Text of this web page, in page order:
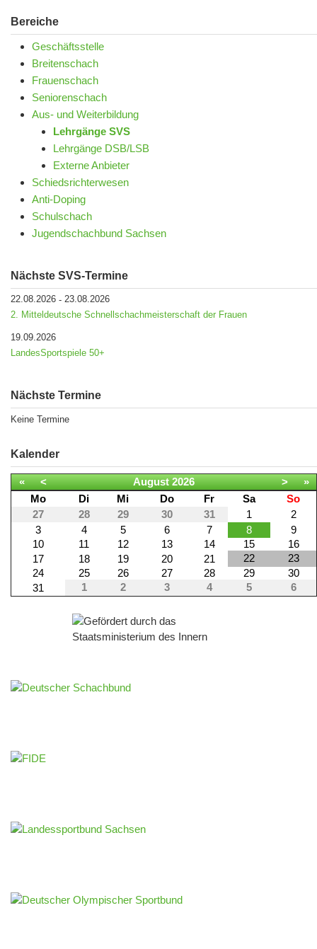
Bereiche
Geschäftsstelle
Breitenschach
Frauenschach
Seniorenschach
Aus- und Weiterbildung
Lehrgänge SVS
Lehrgänge DSB/LSB
Externe Anbieter
Schiedsrichterwesen
Anti-Doping
Schulschach
Jugendschachbund Sachsen
Nächste SVS-Termine
22.08.2026 - 23.08.2026
2. Mitteldeutsche Schnellschachmeisterschaft der Frauen
19.09.2026
LandesSportspiele 50+
Nächste Termine
Keine Termine
Kalender
« < August 2026 >
»
Mo
Di Mi Do Fr Sa
So
27
28 29 30 31 1
2
3
4 5 6 7 8
9
10
11 12 13 14 15
16
17
18 19 20 21 22
23
24
25 26 27 28 29
30
31
1 2 3 4 5 6